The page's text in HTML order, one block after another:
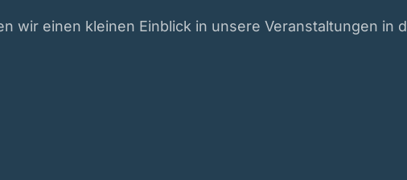
wir einen kleinen Einblick in unsere Veranstaltungen in